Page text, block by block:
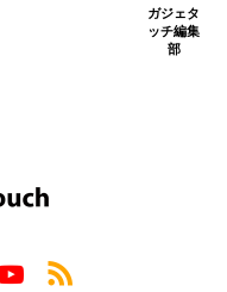
ガジェタ
ッチ編集
部